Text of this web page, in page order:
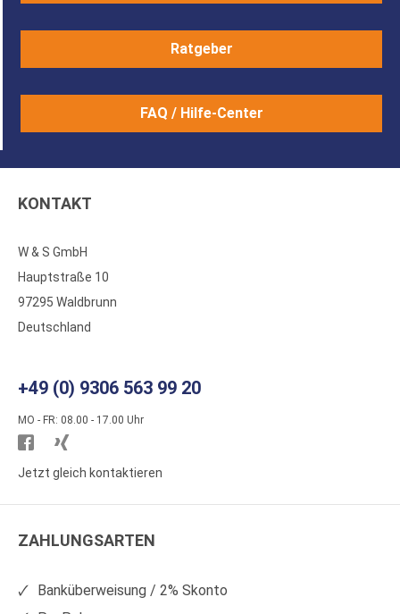
Ratgeber
FAQ / Hilfe-Center
KONTAKT
W & S GmbH
Hauptstraße 10
97295 Waldbrunn
Deutschland
+49 (0) 9306 563 99 20
MO - FR: 08.00 - 17.00 Uhr
Besuchen
Sie
auf
Sie
auf
Jetzt gleich kontaktieren
ZAHLUNGSARTEN
Banküberweisung / 2% Skonto